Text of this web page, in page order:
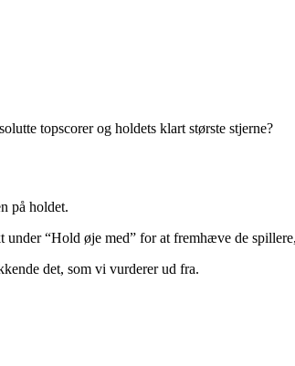
topscorer og holdets klart største stjerne?
på holdet.
“Hold øje med” for at fremhæve de
det, som vi vurderer ud fra.